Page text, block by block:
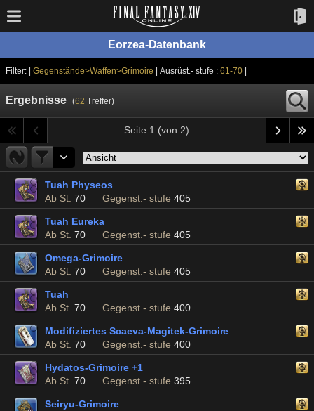
Eorzea-Datenbank
Filter: | Gegenstände>Waffen>Grimoire | Ausrüst.- stufe :61-70
Ergebnisse (62 Treffer)
Seite 1 (von 2)
Tuah Physeos
Ab St. 70 Gegenst.- stufe 405
Tuah Eureka
Ab St. 70 Gegenst.- stufe 405
Omega-Grimoire
Ab St. 70 Gegenst.- stufe 405
Tuah
Ab St. 70 Gegenst.- stufe 400
Modifiziertes Scaeva-Magitek-Grimoire
Ab St. 70 Gegenst.- stufe 400
Hydatos-Grimoire +1
Ab St. 70 Gegenst.- stufe 395
Seiryu-Grimoire